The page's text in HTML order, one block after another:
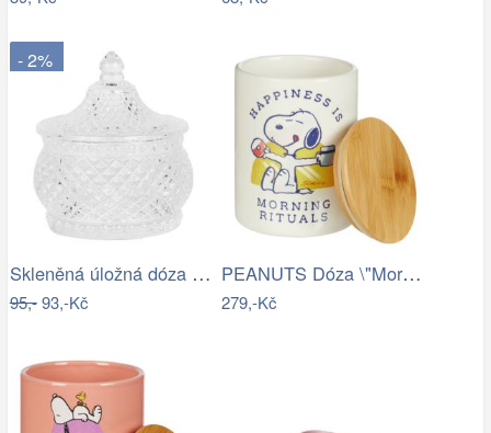
- 2%
Skleněná úložná dóza na curovinky - Ø…
95,-93,-Kč
PEANUTS Dóza \"Morning Rituals\"…
279,-Kč